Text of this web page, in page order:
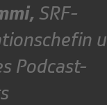
SRF-
Podcast-